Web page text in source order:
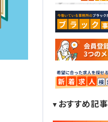
おすすめ記事